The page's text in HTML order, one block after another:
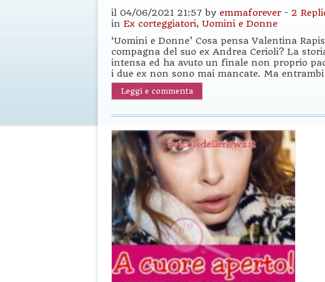
il 04/06/2021 21:57 by emmaforever- 2
in Ex corteggiatori, Uomini e Donne
‘Uomini e Donne’ Cosa pensa Valentina
compagna del suo ex Andrea Cerioli? La
intensa ed ha avuto un finale non proprio
i due ex non sono mai mancate. Ma
Leggi e commenta